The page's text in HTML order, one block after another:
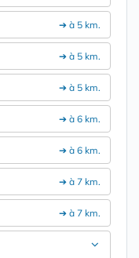
➔ à 5 km.
➔ à 5 km.
➔ à 5 km.
➔ à 6 km.
➔ à 6 km.
➔ à 7 km.
➔ à 7 km.